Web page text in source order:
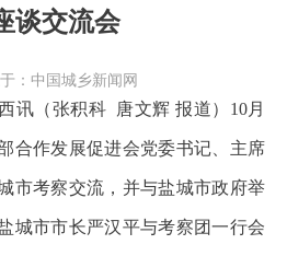
谈交流会
：中国城乡新闻网
讯 （张积科 唐文辉 报道） 10月
合作发展促进会党委书记、主席
市考察交流，并与盐城市政府举
城市市长严汉平与考察团一行会